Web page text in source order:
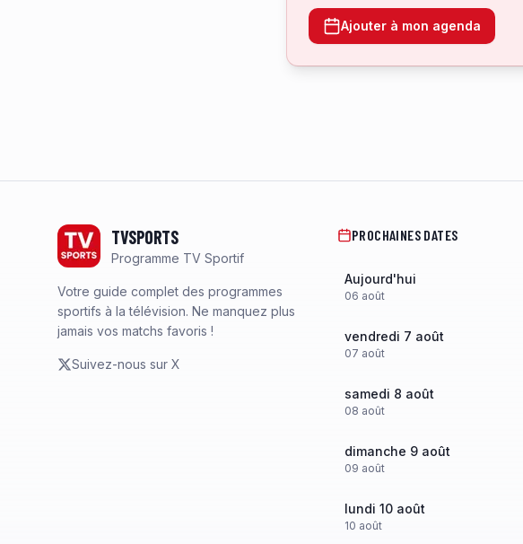
Ajouter à mon agenda
TVSPORTS
Programme TV Sportif
Votre guide complet des programmes
sportifs à la télévision. Ne manquez plus
jamais vos matchs favoris !
Suivez-nous sur X
PROCHAINES DATES
Aujourd'hui
06 août
vendredi 7 août
07 août
samedi 8 août
08 août
dimanche 9 août
09 août
lundi 10 août
10 août